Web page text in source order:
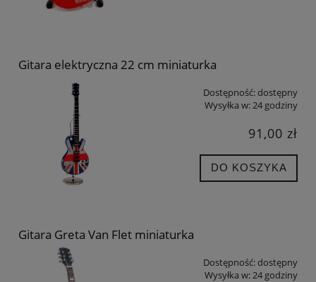
Gitara elektryczna 22 cm miniaturka
Dostępność:dostępny
Wysyłka w:24 godziny
91,00 zł
DO KOSZYKA
Gitara Greta Van Flet miniaturka
Dostępność:dostępny
Wysyłka w:24 godziny